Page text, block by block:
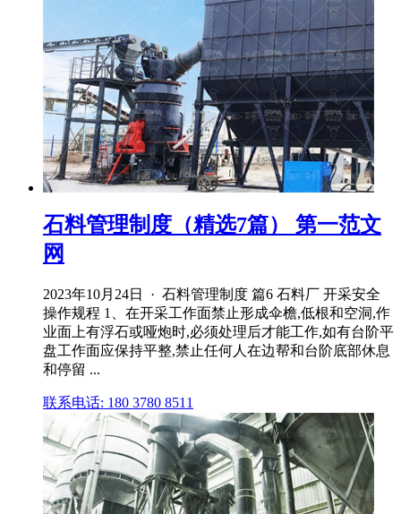
石料管理制度（精选7篇） 第一范文
网
2023年10月24日 · 石料管理制度 篇6 石料厂 开采安全
操作规程 1、在开采工作面禁止形成伞檐,低根和空洞,作
业面上有浮石或哑炮时,必须处理后才能工作,如有台阶平
盘工作面应保持平整,禁止任何人在边帮和台阶底部休息
和停留 ...
联系电话: 180 3780 8511